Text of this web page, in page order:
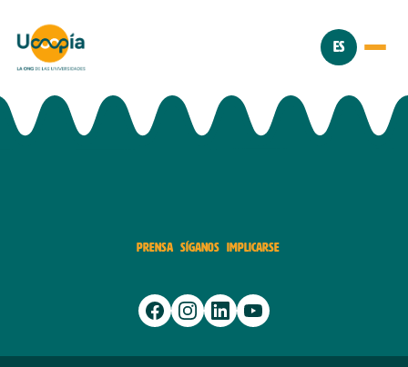
ES
PRENSA SÍGANOS IMPLICARSE